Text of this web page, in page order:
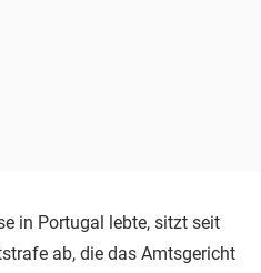
in Portugal lebte, sitzt seit
ab, die das Amtsgericht